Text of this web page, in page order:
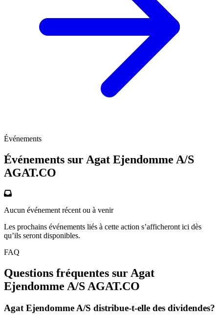
Événements
Événements sur Agat Ejendomme A/S
AGAT.CO
Aucun événement récent ou à venir
Les prochains événements liés à cette action s’afficheront ici dès
qu’ils seront disponibles.
FAQ
Questions fréquentes sur Agat
Ejendomme A/S AGAT.CO
Agat Ejendomme A/S distribue-t-elle des dividendes?